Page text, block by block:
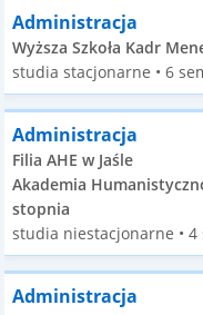
Administracja
Wyższa Szkoła Kadr
studia stacjonarne • 6
Administracja
Filia AHE w Jaśle
Akademia
stopnia
studia niestacjonarne • 4
Administracja